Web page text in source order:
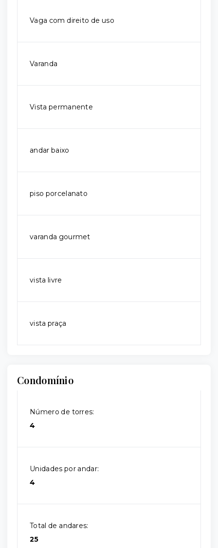
Vaga com direito de uso
Varanda
Vista permanente
andar baixo
piso porcelanato
varanda gourmet
vista livre
vista praça
Condomínio
Número de torres:
4
Unidades por andar:
4
Total de andares:
25